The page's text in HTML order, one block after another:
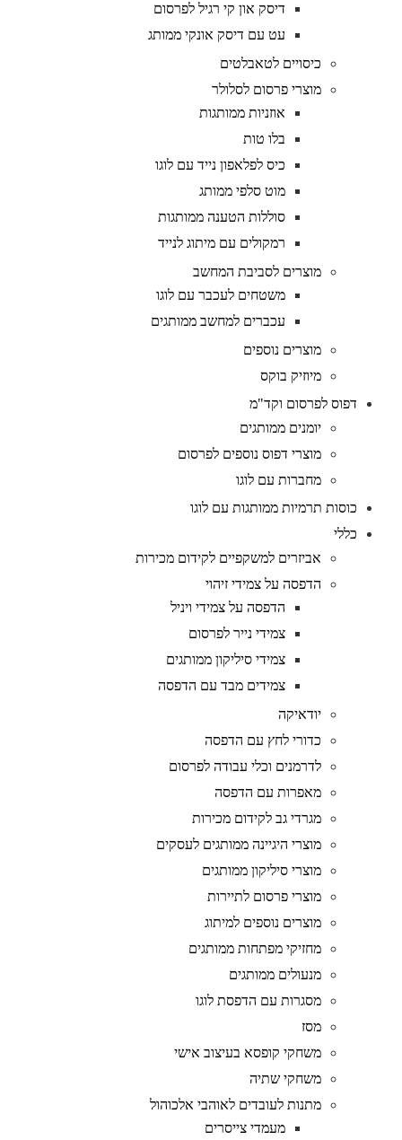
דיסק און קי רגיל לפרסום
עט עם דיסק אונקי ממותג
כיסויים לטאבלטים
מוצרי פרסום לסלולר
אוזניות ממותגות
בלו טות
כיס לפלאפון נייד עם לוגו
מוט סלפי ממותג
סוללות הטענה ממותגות
רמקולים עם מיתוג לנייד
מוצרים לסביבת המחשב
משטחים לעכבר עם לוגו
עכברים למחשב ממותגים
מוצרים נוספים
מיוזיק בוקס
דפוס לפרסום וקד"מ
יומנים ממותגים
מוצרי דפוס נוספים לפרסום
מחברות עם לוגו
כוסות תרמיות ממותגות עם לוגו
כללי
אביזרים למשקפיים לקידום מכירות
הדפסה על צמידי זיהוי
הדפסה על צמידי ויניל
צמידי נייר לפרסום
צמידי סיליקון ממותגים
צמידים מבד עם הדפסה
יודאיקה
כדורי לחץ עם הדפסה
לדרמנים וכלי עבודה לפרסום
מאפרות עם הדפסה
מגרדי גב לקידום מכירות
מוצרי היגיינה ממותגים לעסקים
מוצרי סיליקון ממותגים
מוצרי פרסום לתיירות
מוצרים נוספים למיתוג
מחזיקי מפתחות ממותגים
מנעולים ממותגים
מסגרות עם הדפסת לוגו
מסז
משחקי קופסא בעיצוב אישי
משחקי שתיה
מתנות לעובדים לאוהבי אלכוהול
מעמדי צייסרים